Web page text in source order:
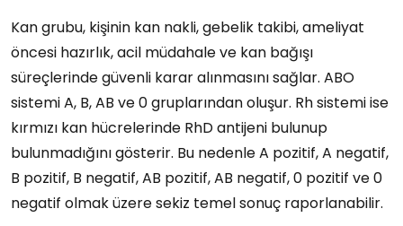
Kan grubu, kişinin kan nakli, gebelik takibi, ameliyat
öncesi hazırlık, acil müdahale ve kan bağışı
süreçlerinde güvenli karar alınmasını sağlar. ABO
sistemi A, B, AB ve 0 gruplarından oluşur. Rh sistemi ise
kırmızı kan hücrelerinde RhD antijeni bulunup
bulunmadığını gösterir. Bu nedenle A pozitif, A negatif,
B pozitif, B negatif, AB pozitif, AB negatif, 0 pozitif ve 0
negatif olmak üzere sekiz temel sonuç raporlanabilir.